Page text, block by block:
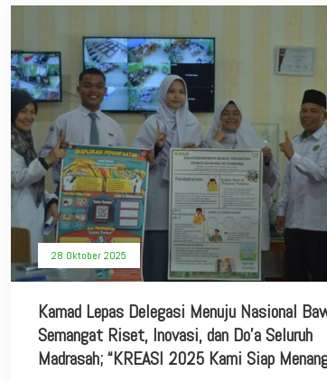
28 Oktober 2025
Kamad Lepas Delegasi Menuju Nasional
Semangat Riset, Inovasi, dan Do’a Seluruh
Madrasah; “KREASI 2025 Kami Siap